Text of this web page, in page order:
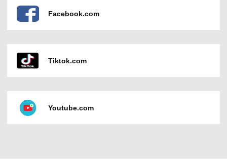
Facebook.com
Tiktok.com
Youtube.com